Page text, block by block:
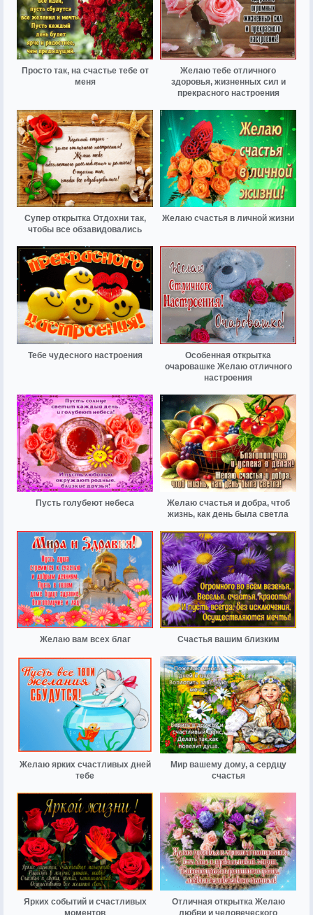
Просто так, на счастье тебе от
меня
Желаю тебе отличного
здоровья, жизненных сил и
прекрасного настроения
Супер открытка Отдохни так,
чтобы все обзавидовались
Желаю счастья в личной жизни
Тебе чудесного настроения
Особенная открытка
очаровашке Желаю отличного
настроения
Пусть голубеют небеса
Желаю счастья и добра, чтоб
жизнь, как день была светла
Желаю вам всех благ Счастья вашим близким
Желаю ярких счастливых дней
тебе
Мир вашему дому, а сердцу
счастья
Ярких событий и счастливых
моментов
Отличная открытка Желаю
любви и человеческого